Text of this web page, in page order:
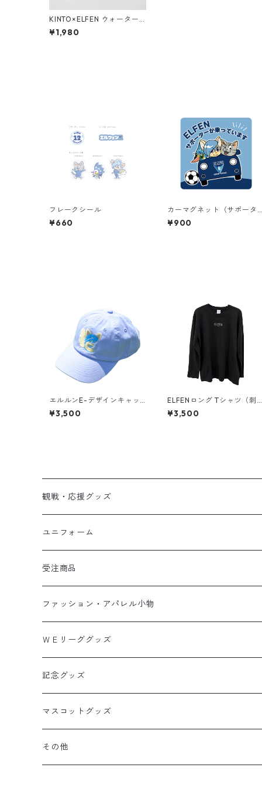
KINTO×ELFEN ウォーター
ボトル
¥1,980
フレークシール
¥660
カーマグネット（サポータ
ー）
¥900
エルルンE-デザインキャッ
プ
¥3,500
ELFENロング Tシャツ（刺
ロゴ）ブラック
¥3,500
観戦・応援グッズ
タオルマフラー
選手グッズ
カー用品
ユニフォーム
受注商品
ファッション・アパレル小物
バック
Tシャツ・ポロシャツ
ライフスタイル
ＷＥリーググッズ
記念グッズ
マスコットグッズ
その他